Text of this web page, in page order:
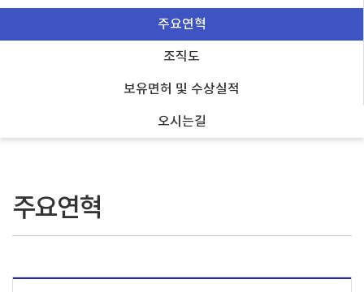
주요연혁
조직도
보유면허 및 수상실적
오시는길
주요연혁